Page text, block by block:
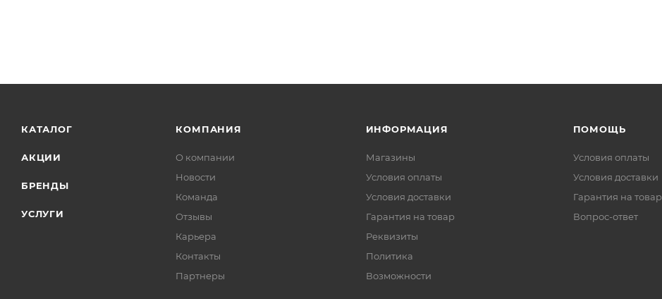
КАТАЛОГ
АКЦИИ
БРЕНДЫ
УСЛУГИ
КОМПАНИЯ
О компании
Новости
Команда
Отзывы
Карьера
Контакты
Партнеры
ИНФОРМАЦИЯ
Магазины
Условия оплаты
Условия доставки
Гарантия на товар
Реквизиты
Политика
Возможности
ПОМОЩЬ
Условия оплаты
Условия доставки
Гарантия на товар
Вопрос-ответ